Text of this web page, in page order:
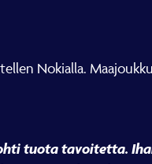
Nokialla.
tuota tavoitetta.